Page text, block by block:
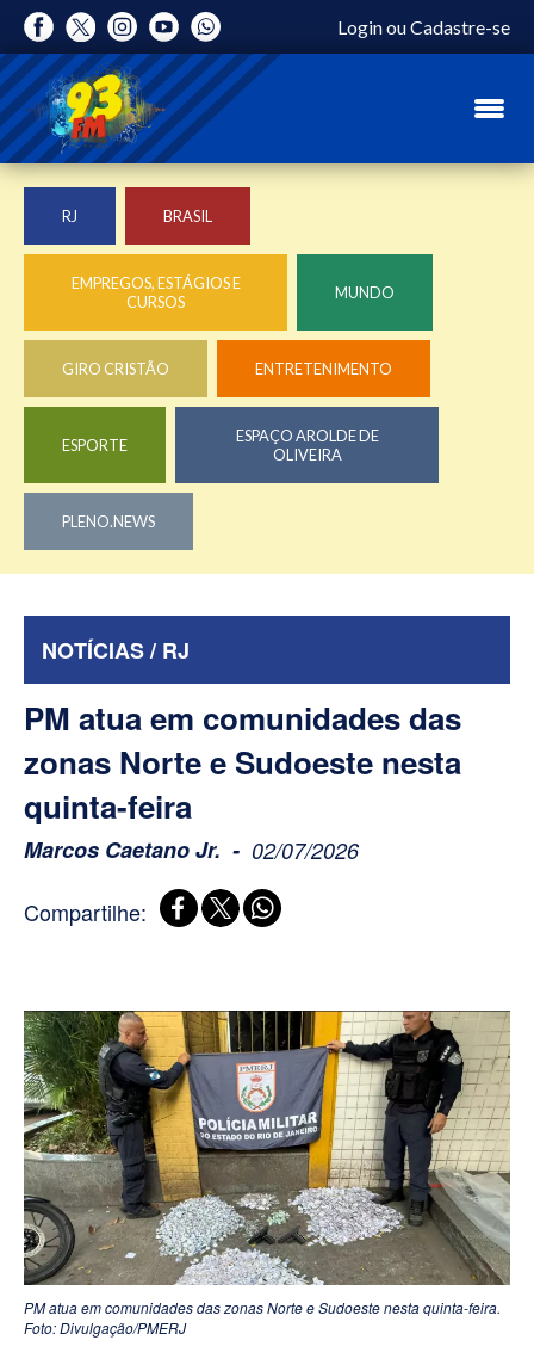
LoginouCadastre-se
RJ BRASIL
EMPREGOS, ESTÁGIOS E
CURSOS
MUNDO
GIRO CRISTÃO ENTRETENIMENTO
ESPORTE
ESPAÇO AROLDE DE
OLIVEIRA
PLENO.NEWS
NOTÍCIAS / RJ
PM atua em comunidades das
zonas Norte e Sudoeste nesta
quinta-feira
Marcos Caetano Jr. 02/07/2026
Compartilhe:
PM atua em comunidades das zonas Norte e Sudoeste nesta quinta-feira.
Foto: Divulgação/PMERJ